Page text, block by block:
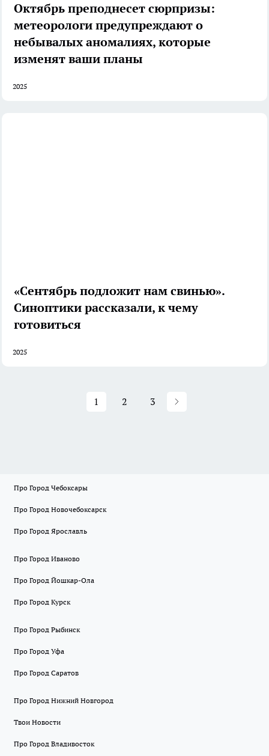
Октябрь преподнесет сюрпризы:
метеорологи предупреждают о
небывалых аномалиях, которые
изменят ваши планы
2025
«Сентябрь подложит нам свинью».
Синоптики рассказали, к чему
готовиться
2025
1 2 3
Про Город Чебоксары
Про Город Новочебоксарск
Про Город Ярославль
Про Город Иваново
Про Город Йошкар-Ола
Про Город Курск
Про Город Рыбинск
Про Город Уфа
Про Город Саратов
Про Город Нижний Новгород
Твои Новости
Про Город Владивосток